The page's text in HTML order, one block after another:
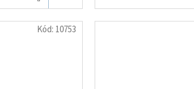
KOŠÍKU
Kód: 10753